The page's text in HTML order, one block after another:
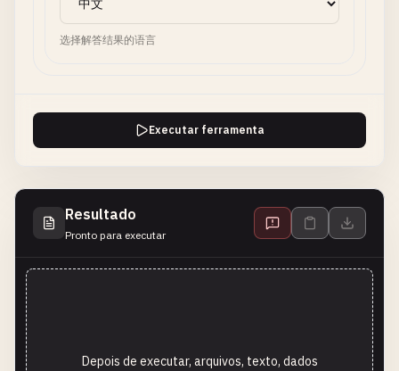
选择解答结果的语言
Executar ferramenta
Resultado
Pronto para executar
Depois de executar, arquivos, texto, dados